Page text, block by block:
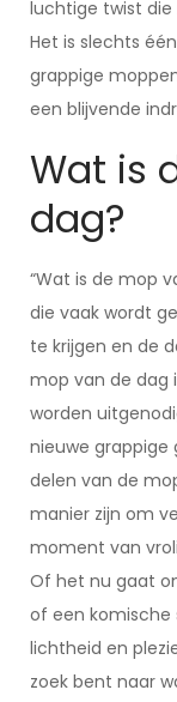
luchtige twist
Het is slechts
grappige
een blijvende
Wat is
dag?
“Wat is de mop
die vaak wordt
te krijgen en de
mop van de dag
worden
nieuwe grappige
delen van de
manier zijn om
moment van
Of het nu gaat
of een komische
lichtheid en
zoek bent naar